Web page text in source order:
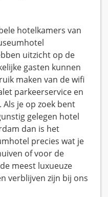
hotelkamers van
uitzicht op de
gasten kunnen
maken van de wifi
parkeerservice en
je op zoek bent
gelegen hotel
dan is het
precies wat je
of voor de
meest luxueuze
verblijven zijn bij ons